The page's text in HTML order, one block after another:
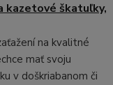
kazetové škatuľky,
na kvalitné
mať svoju
v doškriabanom či